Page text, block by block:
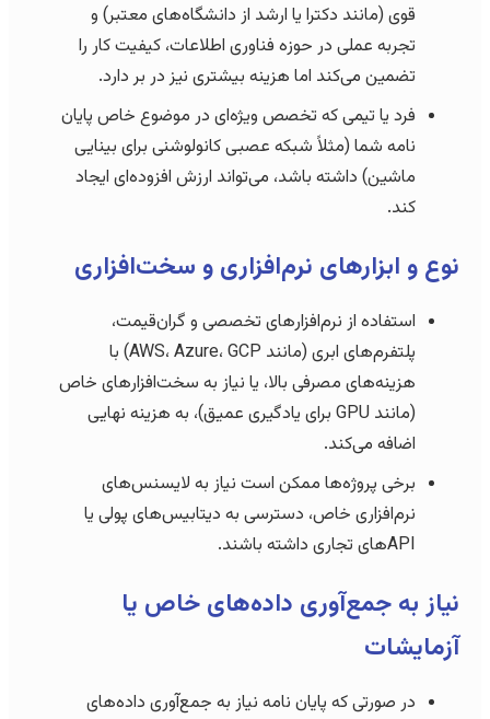
قوی (مانند دکترا یا ارشد از دانشگاه‌های معتبر) و
تجربه عملی در حوزه فناوری اطلاعات، کیفیت کار را
تضمین می‌کند اما هزینه بیشتری نیز در بر دارد.
فرد یا تیمی که تخصص ویژه‌ای در موضوع خاص پایان
نامه شما (مثلاً شبکه عصبی کانولوشنی برای بینایی
ماشین) داشته باشد، می‌تواند ارزش افزوده‌ای ایجاد
کند.
نوع و ابزارهای نرم‌افزاری و سخت‌افزاری
استفاده از نرم‌افزارهای تخصصی و گران‌قیمت،
پلتفرم‌های ابری (مانند AWS، Azure، GCP) با
هزینه‌های مصرفی بالا، یا نیاز به سخت‌افزارهای خاص
(مانند GPU برای یادگیری عمیق)، به هزینه نهایی
اضافه می‌کند.
برخی پروژه‌ها ممکن است نیاز به لایسنس‌های
نرم‌افزاری خاص، دسترسی به دیتابیس‌های پولی یا
APIهای تجاری داشته باشند.
نیاز به جمع‌آوری داده‌های خاص یا
آزمایشات
در صورتی که پایان نامه نیاز به جمع‌آوری داده‌های